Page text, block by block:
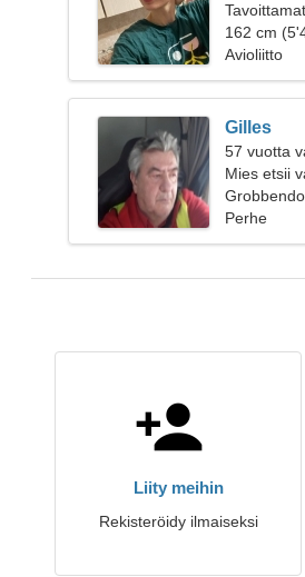
suhdetta
162 cm
Avioliitto
Gilles
57 vuotta
Mies etsii
Perhe
Liity meihin
Rekisteröidy ilmaiseksi